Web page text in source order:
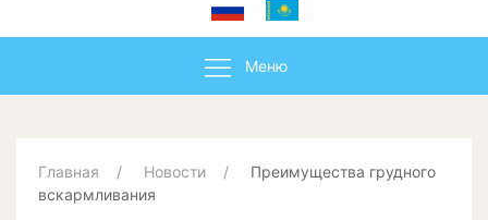
Меню
Главная Новости
Преимущества грудного
вскармливания